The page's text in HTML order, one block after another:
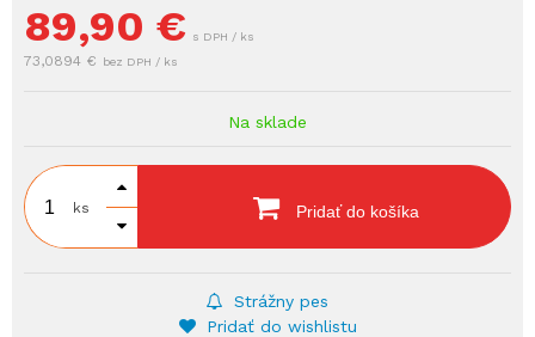
89,90 € s DPH / ks
73,0894 € bez DPH / ks
Na sklade
ks Pridať do košíka
Strážny pes
Pridať do wishlistu